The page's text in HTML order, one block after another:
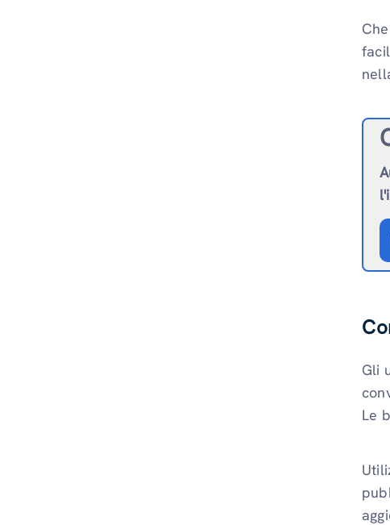
Gli
Le